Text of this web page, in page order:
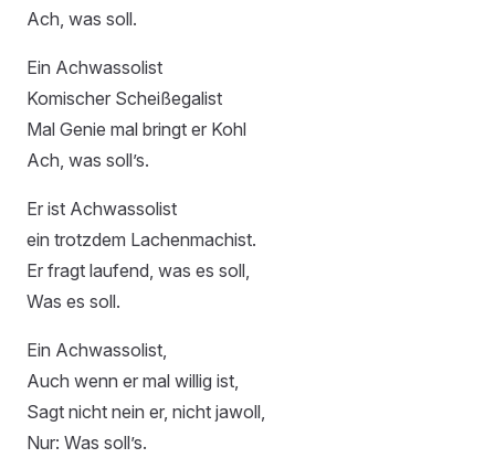
Ach, was soll.
Ein Achwassolist
Komischer Scheißegalist
Mal Genie mal bringt er Kohl
Ach, was soll’s.
Er ist Achwassolist
ein trotzdem Lachenmachist.
Er fragt laufend, was es soll,
Was es soll.
Ein Achwassolist,
Auch wenn er mal willig ist,
Sagt nicht nein er, nicht jawoll,
Nur: Was soll’s.